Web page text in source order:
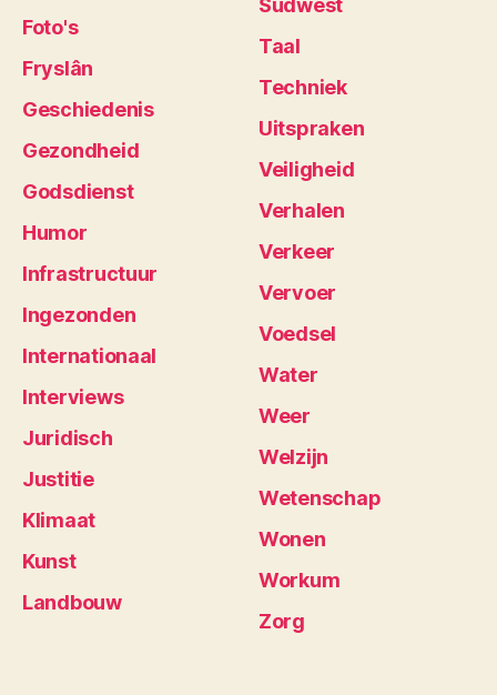
Foto's
Fryslân
Geschiedenis
Gezondheid
Godsdienst
Humor
Infrastructuur
Ingezonden
Internationaal
Interviews
Juridisch
Justitie
Klimaat
Kunst
Landbouw
Súdwest
Taal
Techniek
Uitspraken
Veiligheid
Verhalen
Verkeer
Vervoer
Voedsel
Water
Weer
Welzijn
Wetenschap
Wonen
Workum
Zorg